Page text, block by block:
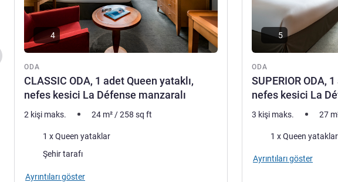
Önceki - Oda
ODA
CLASSIC ODA, 1 adet Queen yataklı,
nefes kesici La Défense manzaralı
4
2 kişi maks. 24 m² /258 sq ft
1 x Queen yataklar
Manzara:Şehir tarafı
Ayrıntıları göster
ODA
SUPERIOR ODA,
nefes kesici La
5
3 kişi maks. 27
1 x Queen yataklar
Ayrıntıları göster